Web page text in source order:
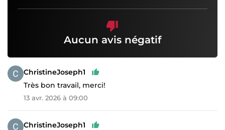
Aucun avis négatif
ChristineJoseph1
Très bon travail, merci!
13 avr. 2026 à 09:00
ChristineJoseph1